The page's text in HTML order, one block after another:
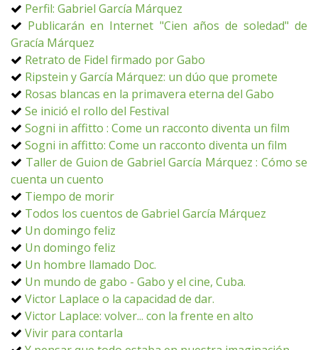
Perfil: Gabriel García Márquez
Publicarán en Internet "Cien años de soledad" de
Gracía Márquez
Retrato de Fidel firmado por Gabo
Ripstein y García Márquez: un dúo que promete
Rosas blancas en la primavera eterna del Gabo
Se inició el rollo del Festival
Sogni in affitto : Come un racconto diventa un film
Sogni in affitto: Come un racconto diventa un film
Taller de Guion de Gabriel García Márquez : Cómo se
cuenta un cuento
Tiempo de morir
Todos los cuentos de Gabriel García Márquez
Un domingo feliz
Un domingo feliz
Un hombre llamado Doc.
Un mundo de gabo - Gabo y el cine, Cuba.
Victor Laplace o la capacidad de dar.
Victor Laplace: volver... con la frente en alto
Vivir para contarla